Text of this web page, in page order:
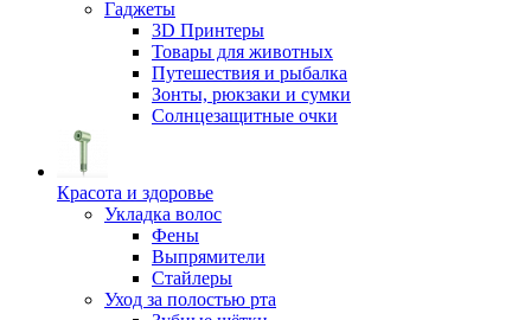
Гаджеты
3D Принтеры
Товары для животных
Путешествия и рыбалка
Зонты, рюкзаки и сумки
Солнцезащитные очки
Красота и здоровье
Укладка волос
Фены
Выпрямители
Стайлеры
Уход за полостью рта